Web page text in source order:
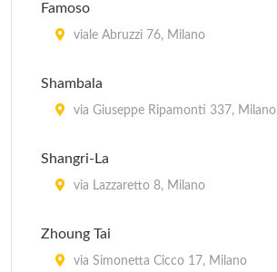
Famoso
viale Abruzzi 76, Milano
Shambala
via Giuseppe Ripamonti 337, Milano
Shangri-La
via Lazzaretto 8, Milano
Zhoung Tai
via Simonetta Cicco 17, Milano